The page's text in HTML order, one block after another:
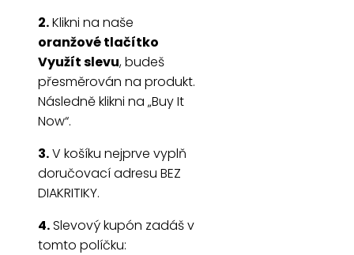
2.Klikni na naše
oranžové tlačítko
Využít slevu, budeš
přesměrován na produkt.
Následně klikni na „Buy It
Now“.
3.V košíku nejprve vyplň
doručovací adresu BEZ
DIAKRITIKY.
4.Slevový kupón zadáš v
tomto políčku: